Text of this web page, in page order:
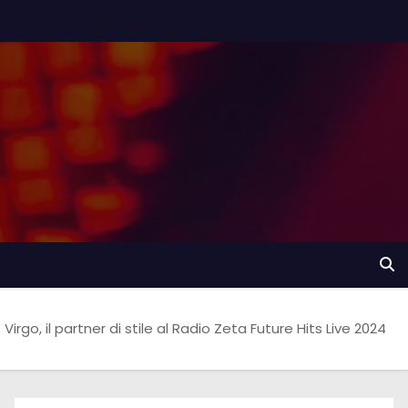
Virgo, il partner di stile al Radio Zeta Future Hits Live 2024